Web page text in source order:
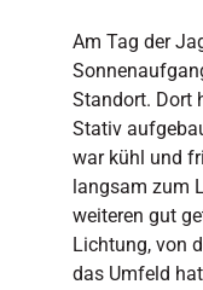
Am Tag der
Standort. Dort
Stativ
war kühl und
langsam zum
weiteren gut
Lichtung, von
das Umfeld